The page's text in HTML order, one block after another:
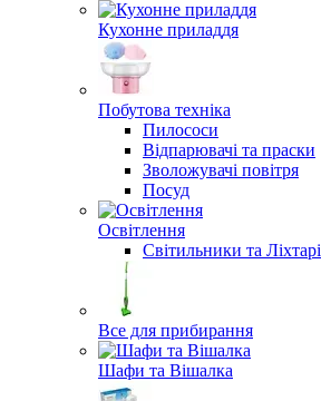
Кухонне приладдя
Побутова техніка
Пилососи
Відпарювачі та праски
Зволожувачі повітря
Посуд
Освітлення
Світильники та Ліхтарі
Все для прибирання
Шафи та Вішалка